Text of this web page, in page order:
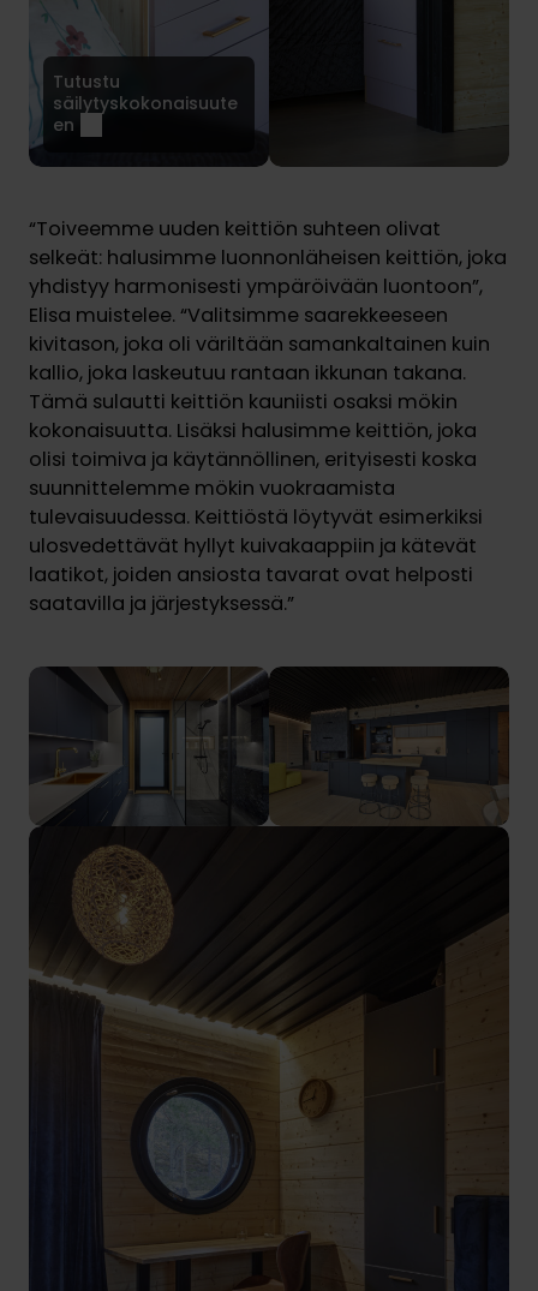
Tutustu
säilytyskokonaisuute
en
“Toiveemme uuden keittiön suhteen olivat
selkeät: halusimme luonnonläheisen keittiön, joka
yhdistyy harmonisesti ympäröivään luontoon”,
Elisa muistelee. “Valitsimme saarekkeeseen
kivitason, joka oli väriltään samankaltainen kuin
kallio, joka laskeutuu rantaan ikkunan takana.
Tämä sulautti keittiön kauniisti osaksi mökin
kokonaisuutta. Lisäksi halusimme keittiön, joka
olisi toimiva ja käytännöllinen, erityisesti koska
suunnittelemme mökin vuokraamista
tulevaisuudessa. Keittiöstä löytyvät esimerkiksi
ulosvedettävät hyllyt kuivakaappiin ja kätevät
laatikot, joiden ansiosta tavarat ovat helposti
saatavilla ja järjestyksessä.”